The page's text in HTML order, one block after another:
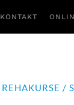
KONTAKT
REHAKURSE /